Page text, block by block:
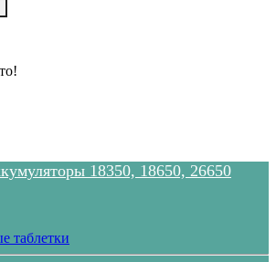
18350, 18650, 26650
таблетки